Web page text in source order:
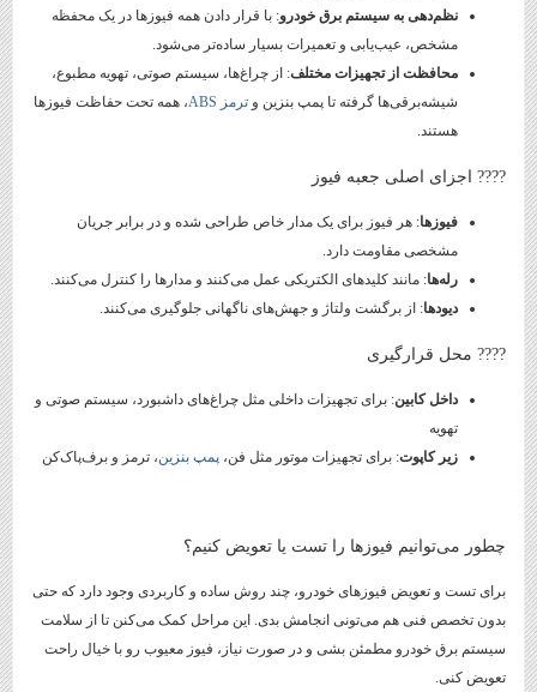
نظم‌دهی به سیستم برق خودرو: با قرار دادن همه فیوزها در یک محفظه
مشخص، عیب‌یابی و تعمیرات بسیار ساده‌تر می‌شود.
محافظت از تجهیزات مختلف: از چراغ‌ها، سیستم صوتی، تهویه مطبوع،
شیشه‌برقی‌ها گرفته تا پمپ بنزین و ترمز ABS
، همه تحت حفاظت فیوزها
هستند.
???? اجزای اصلی جعبه فیوز
فیوزها: هر فیوز برای یک مدار خاص طراحی شده و در برابر جریان
مشخصی مقاومت دارد.
رله‌ها: مانند کلیدهای الکتریکی عمل می‌کنند و مدارها را کنترل می‌کنند.
دیودها: از برگشت ولتاژ و جهش‌های ناگهانی جلوگیری می‌کنند.
???? محل قرارگیری
داخل کابین: برای تجهیزات داخلی مثل چراغ‌های داشبورد، سیستم صوتی و
تهویه
زیر کاپوت: برای تجهیزات موتور مثل فن، پمپ بنزین، ترمز و برف‌پاک‌کن
چطور می‌توانیم فیوزها را تست یا تعویض کنیم؟
برای تست و تعویض فیوزهای خودرو، چند روش ساده و کاربردی وجود دارد که حتی
بدون تخصص فنی هم می‌تونی انجامش بدی. این مراحل کمک می‌کنن تا از سلامت
سیستم برق خودرو مطمئن بشی و در صورت نیاز، فیوز معیوب رو با خیال راحت
تعویض کنی.